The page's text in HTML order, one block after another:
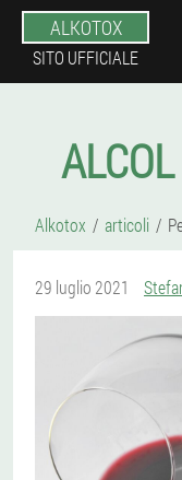
ALKOTOX
SITO UFFICIALE
Alkotox articoli
29 luglio 2021